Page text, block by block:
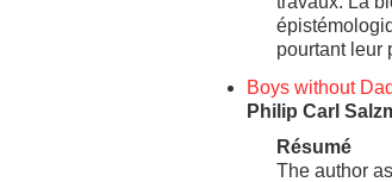
pourtant leur
Boys without
Philip Carl
Résumé
The author